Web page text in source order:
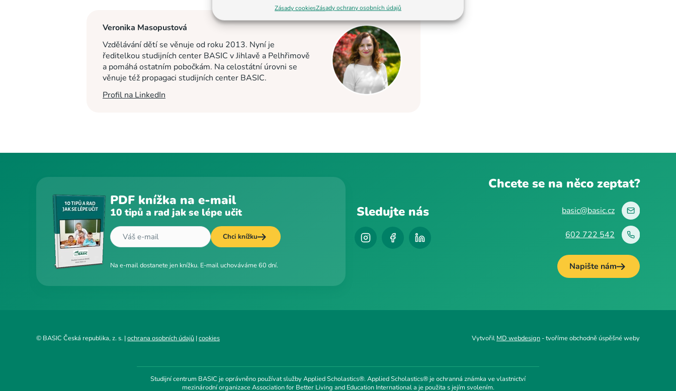
Zásady cookiesZásady ochrany osobních údajů
Veronika Masopustová
Vzdělávání dětí se věnuje od roku 2013. Nyní je
ředitelkou studijních center BASIC v Jihlavě a Pelhřimově
a pomáhá ostatním pobočkám. Na celostátní úrovni se
věnuje též propagaci studijních center BASIC.
Profil na LinkedIn
PDF knížka na e-mail
10 tipů a rad jak se lépe učit
Chci knížku
Na e-mail dostanete jen knížku. E-mail uchováváme 60 dní.
Sledujte nás
Chcete se na něco zeptat?
basic@basic.cz
602 722 542
Napište nám
© BASIC Česká republika, z. s. |ochrana osobních údajů |cookies Vytvořil MD webdesign - tvoříme obchodně úspěšné weby
Studijní centrum BASIC je oprávněno používat služby Applied Scholastics®. Applied Scholastics® je ochranná známka ve vlastnictví
mezinárodní organizace Association for Better Living and Education International a je použita s jejím svolením.